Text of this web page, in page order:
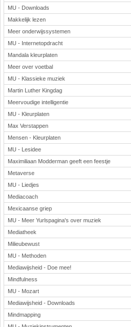
MU - Downloads
Makkelijk lezen
Meer onderwijssystemen
MU - Internetopdracht
Mandala kleurplaten
Meer over voetbal
MU - Klassieke muziek
Martin Luther Kingdag
Meervoudige intelligentie
MU - Kleurplaten
Max Verstappen
Mensen - Kleurplaten
MU - Lesidee
Maximiliaan Modderman geeft een feestje
Metaverse
MU - Liedjes
Mediacoach
Mexicaanse griep
MU - Meer Yurlspagina's over muziek
Mediatheek
Milieubewust
MU - Methoden
Mediawijsheid - Doe mee!
Mindfulness
MU - Mozart
Mediawijsheid - Downloads
Mindmapping